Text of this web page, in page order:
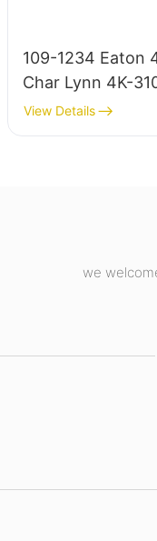
109-1234 Eaton
Char Lynn 4K-
Hydraulikmotor
View Details
we